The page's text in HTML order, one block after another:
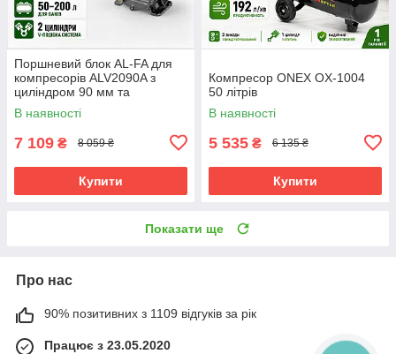
Поршневий блок AL-FA для
компресорів ALV2090A з
циліндром 90 мм та
системою V-поршнів
В наявності
7 109 ₴ 8 059 ₴
Купити
Компресор ONEX OX-1004
50 літрів
В наявності
5 535 ₴ 6 135 ₴
Купити
Показати ще
Про нас
90% позитивних з 1109 відгуків за рік
Працює з 23.05.2020